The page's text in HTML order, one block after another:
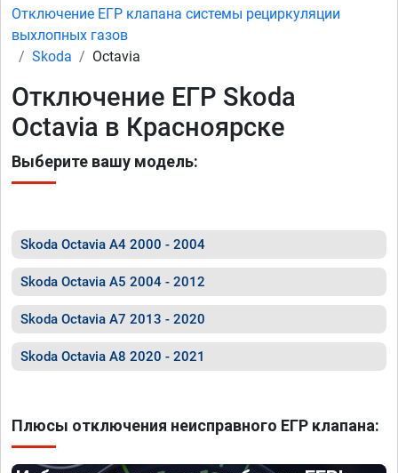
Отключение ЕГР клапана системы рециркуляции
выхлопных газов
Skoda
Octavia
Отключение ЕГР Skoda
Octavia в Красноярске
Выберите вашу модель:
Skoda Octavia A4 2000 - 2004
Skoda Octavia A5 2004 - 2012
Skoda Octavia A7 2013 - 2020
Skoda Octavia A8 2020 - 2021
Плюсы отключения неисправного ЕГР клапана: